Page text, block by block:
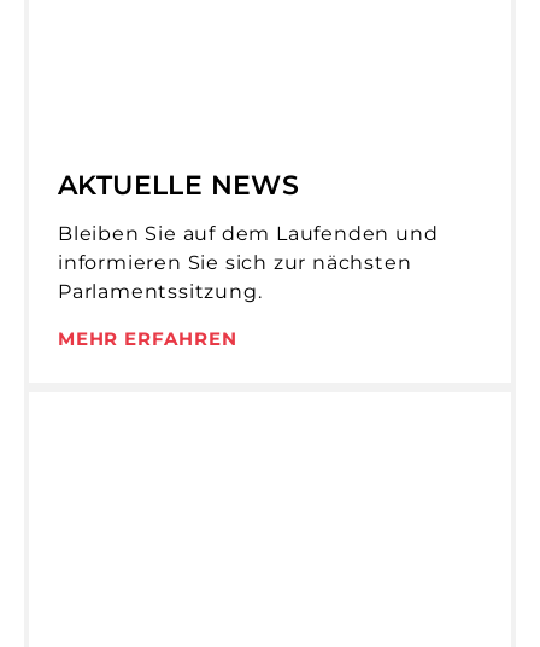
AKTUELLE NEWS
Bleiben Sie auf dem Laufenden und
informieren Sie sich zur nächsten
Parlamentssitzung.
MEHR ERFAHREN